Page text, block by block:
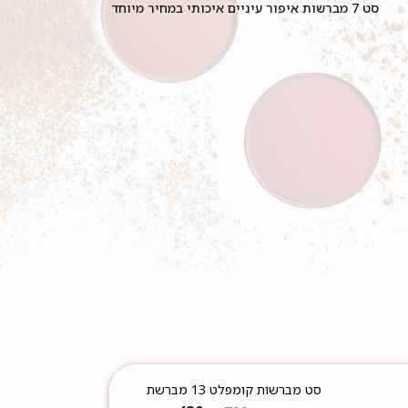
סט 7 מברשות איפור עיניים איכותי במחיר מיוחד
סט מברשות קומפלט 13 מברשת
במחיר במיוחד